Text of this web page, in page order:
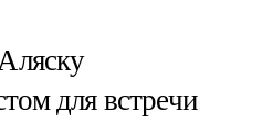
для встречи